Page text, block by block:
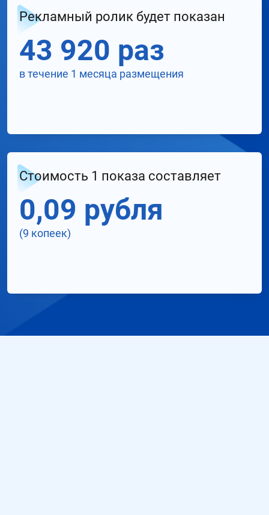
Рекламный ролик будет показан
43 920 раз
в течение 1 месяца размещения
Стоимость 1 показа составляет
0,09 рубля
(9 копеек)